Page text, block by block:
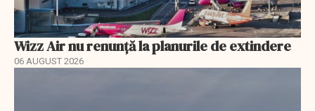
Wizz Air nu renunță la planurile de extindere
06 AUGUST 2026